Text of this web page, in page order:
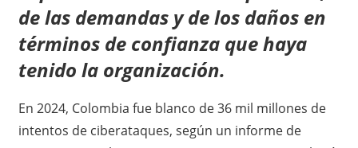
de las demandas y de los daños en
términos de confianza que haya
tenido la organización.
En 2024, Colombia fue blanco de 36 mil millones de
intentos de ciberataques, según un informe de